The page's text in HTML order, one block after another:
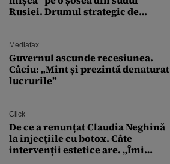
Rusiei. Drumul strategic de
Mediafax
Guvernul ascunde recesiunea.
Câciu: „Mint și prezintă denaturat
lucrurile”
Click
De ce a renunțat Claudia Neghină
la injecțiile cu botox. Câte
intervenții estetice are. „Îmi